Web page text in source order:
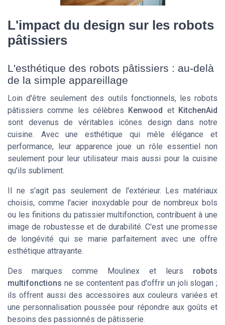
L'impact du design sur les robots
pâtissiers
L'esthétique des robots pâtissiers : au-delà
de la simple appareillage
Loin d'être seulement des outils fonctionnels, les robots
pâtissiers comme les célèbres
Kenwood et KitchenAid
sont devenus de véritables icônes design dans notre
cuisine. Avec une esthétique qui mêle élégance et
performance, leur apparence joue un rôle essentiel non
seulement pour leur utilisateur mais aussi pour la cuisine
qu'ils subliment.
Il ne s'agit pas seulement de l'extérieur. Les matériaux
choisis, comme l'acier inoxydable pour de nombreux bols
ou les finitions du patissier multifonction, contribuent à une
image de robustesse et de durabilité. C'est une promesse
de longévité qui se marie parfaitement avec une offre
esthétique attrayante.
Des marques comme Moulinex et leurs robots
multifonctions ne se contentent pas d'offrir un joli slogan ;
ils offrent aussi des accessoires aux couleurs variées et
une personnalisation poussée pour répondre aux goûts et
besoins des passionnés de pâtisserie.